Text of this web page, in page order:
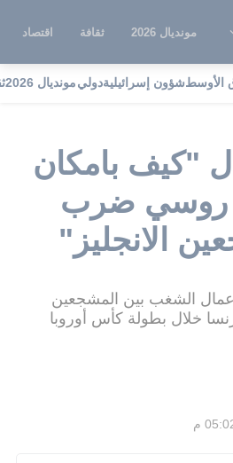
مونديال 2026 ثقافة اقتصاد
الأوسطشؤون إسرائيليةدوليمونديال 2026
"كيف بامكان
روسي ضرب
الانجليز"
الشغب بين المشجعين
خلال بطولة كأس أوروبا